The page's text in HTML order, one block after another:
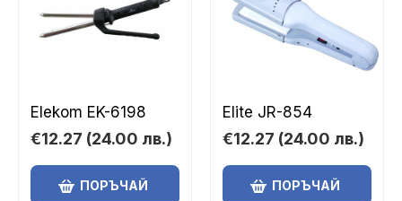
Elekom EK-6198
€12.27 (24.00 лв.)
ПОРЪЧАЙ
Elite JR-854
€12.27 (24.00 лв.)
ПОРЪЧАЙ